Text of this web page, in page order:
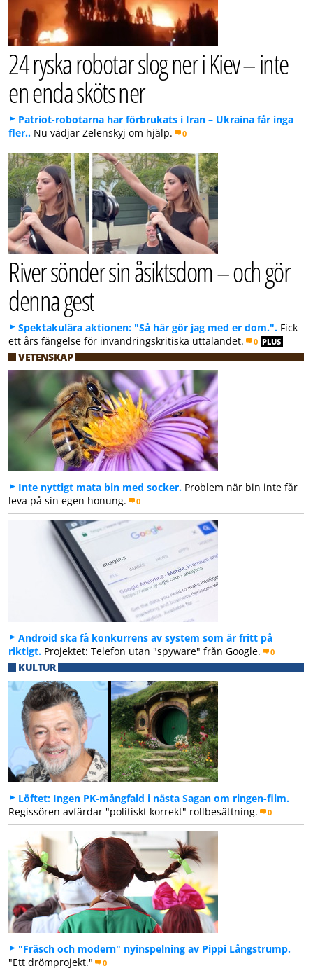
24 ryska robotar slog ner i Kiev – inte
en enda sköts ner
Patriot-robotarna har förbrukats i Iran – Ukraina får inga
fler.. Nu vädjar Zelenskyj om hjälp. 0
River sönder sin åsiktsdom – och gör
denna gest
Spektakulära aktionen: "Så här gör jag med er dom.". Fick
ett års fängelse för invandringskritiska uttalandet.
0 PLUS
VETENSKAP
Inte nyttigt mata bin med socker. Problem när bin inte får
leva på sin egen honung.
0
Android ska få konkurrens av system som är fritt på
riktigt. Projektet: Telefon utan "spyware" från Google. 0
KULTUR
Löftet: Ingen PK-mångfald i nästa Sagan om ringen-film.
Regissören avfärdar "politiskt korrekt" rollbesättning.
0
"Fräsch och modern" nyinspelning av Pippi Långstrump.
"Ett drömprojekt."
0